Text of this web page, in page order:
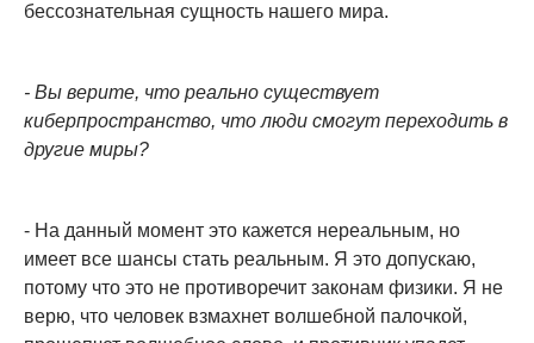
бессознательная сущность нашего мира.
- Вы верите, что реально существует
киберпространство, что люди смогут переходить в
другие миры?
- На данный момент это кажется нереальным, но
имеет все шансы стать реальным. Я это допускаю,
потому что это не противоречит законам физики. Я не
верю, что человек взмахнет волшебной палочкой,